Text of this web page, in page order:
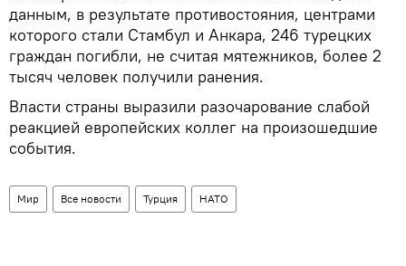
данным, в результате противостояния, центрами
которого стали Стамбул и Анкара, 246 турецких
граждан погибли, не считая мятежников, более 2
тысяч человек получили ранения.
Власти страны выразили разочарование слабой
реакцией европейских коллег на произошедшие
события.
Мир Все новости Турция НАТО